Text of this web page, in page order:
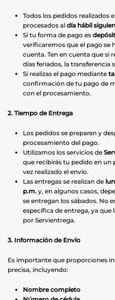
Todos los pedidos realizados
procesados al día hábil
Si tu forma de pago es
verificaremos que el pago se
cuenta. Ten en cuenta que si
días feriados, la transferencia
Si realizas el pago mediante
confirmación de tu pago de
con el procesamiento.
2. Tiempo de Entrega
Los pedidos se preparan y
procesamiento del pago.
Utilizamos los servicios de
que recibirás tu pedido en un
vez realizado el envío.
Las entregas se realizan de
p.m. y, en algunos casos,
se entregan los sábados. No
específica de entrega, ya que
por Servientrega.
3. Información de Envío
Es importante que proporciones
precisa, incluyendo:
Nombre completo